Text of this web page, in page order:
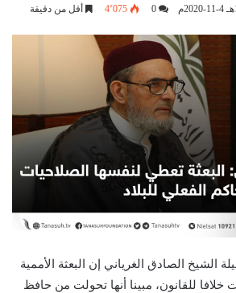
0 4٬075 أقل من دقيقة
الشيخ الصادق الغرياني إن البعثة الأممية
خلافا للقانون، مبينا أنها تحولت من حافظ